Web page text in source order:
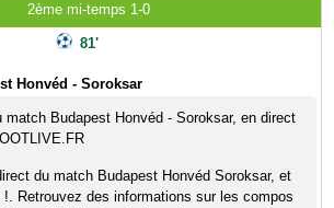
2ème mi-temps 1-0
81'
Honvéd - Soroksar
Budapest Honvéd - Soroksar, en direct
du match Budapest Honvéd Soroksar, et
Retrouvez des informations sur les compos